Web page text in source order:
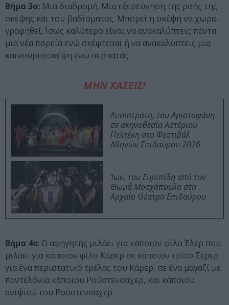
Βήμα 3ο: Μια διαδρομή. Μια εξερεύνηση της ροής της
σκέψης και του βαδίσματος. Μπορεί η σκέψη να χωρο-
γραφηθεί; Ίσως καλύτερo είναι να ανακαλύπτεις πάντα
μια νέα πορεία ενώ σκέφτεσαι ή να ανακαλύπτεις μια
καινούρια σκέψη ενώ περπατάς.
ΜΗΝ ΧΑΣΕΙΣ!
Λυσιστράτη, του Αριστοφάνη
σε σκηνοθεσία Αστέριου
Πελτέκη στο Φεστιβάλ
Αθηνών Επιδαύρου 2026
Ίων, του Ευριπίδη από τον
Θωμά Μοσχόπουλο στο
Αρχαίο Θέατρο Επιδαύρου
Βήμα 4ο: Ο αφηγητής μιλάει για κάποιον φίλο Έλερ που
μιλάει για κάποιον φίλο Κάρερ σε κάποιον τρίτο Σέρερ
για ένα περιστατικό τρέλας του Κάρερ, σε ένα μαγαζί με
παντελόνια κάποιου Ρούστενσαχερ, και κάποιου
ανιψιού του Ρούστενσαχερ.